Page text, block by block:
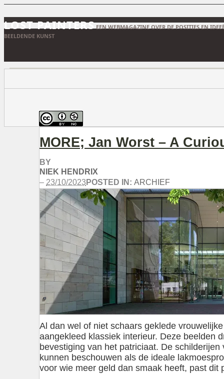
LOST PAINTERS EEN WEBMAGAZINE OVER DE POSITIES EN
BEELDENDE KUNST
MORE; Jan Worst – A
BY
NIEK HENDRIX
– 23/10/2023 POSTED IN: ARCHIEF
Al dan wel of niet schaars geklede
aangekleed klassiek interieur. Deze beelden
bevestiging van het patriciaat. De
kunnen beschouwen als de ideale
voor wie meer geld dan smaak heeft, past dit